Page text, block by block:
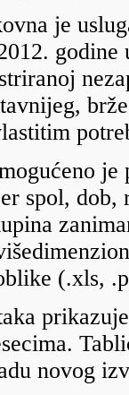
je
spol, dob,
(.xls,
novog